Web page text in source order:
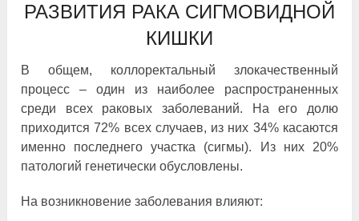
РАЗВИТИЯ РАКА СИГМОВИДНОЙ
КИШКИ
В общем, коллоректальный злокачественный
процесс ‒ один из наиболее распространенных
среди всех раковых заболеваний. На его долю
приходится 72% всех случаев, из них 34% касаются
именно последнего участка (сигмы). Из них 20%
патологий генетически обусловлены.
На возникновение заболевания влияют: